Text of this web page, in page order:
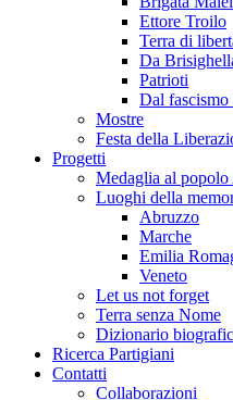
Ettore Troilo
Terra di
Da
Patrioti
Dal
Mostre
Festa della
Progetti
Medaglia al popolo
Luoghi della
Abruzzo
Marche
Emilia
Veneto
Let us not forget
Terra senza Nome
Dizionario
Ricerca Partigiani
Contatti
Collaborazioni